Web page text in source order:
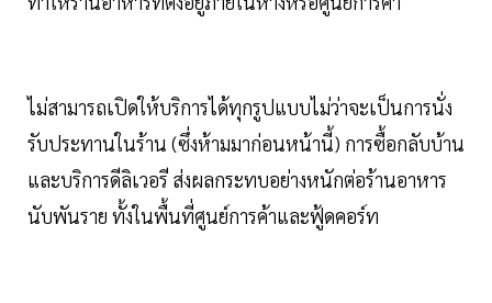
ไม่สามารถเปิดให้บริการได้ทุกรูปแบบไม่ว่าจะเป็นการนั่ง
รับประทานในร้าน (ซึ่งห้ามมาก่อนหน้านี้) การซื้อกลับบ้าน
และบริการดีลิเวอรี ส่งผลกระทบอย่างหนักต่อร้านอาหาร
นับพันราย ทั้งในพื้นที่ศูนย์การค้าและฟู้ดคอร์ท